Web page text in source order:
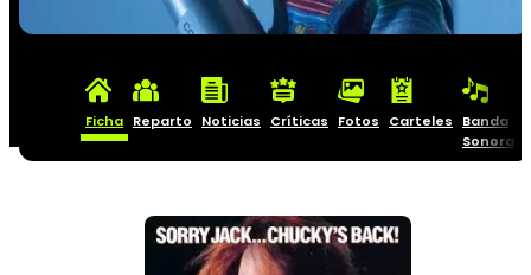
Ficha Reparto Noticias Críticas Fotos Carteles
Banda
Sonora